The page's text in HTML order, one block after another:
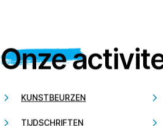
Onze
KUNSTBEURZEN
TIJDSCHRIFTEN